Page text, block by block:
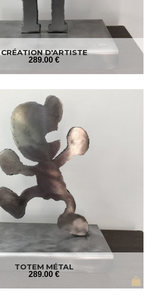
CRÉATION D'ARTISTE
289.00 €
TOTEM MÉTAL
289.00 €